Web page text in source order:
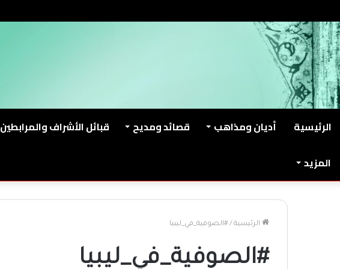
الرئيسية أديان ومذاهب قصائد ومديح قبائل الأشراف والمرابطين
المزيد
الرئيسية / #الصوفية_في_ليبيا
#الصوفية_في_ليبيا